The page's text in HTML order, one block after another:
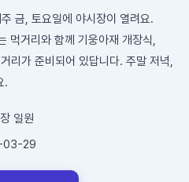
금, 토요일에 야시장이 열려요.
먹거리와 함께 기웅아재 개장식,
리가 준비되어 있답니다. 주말 저녁,
.
일원
03-29